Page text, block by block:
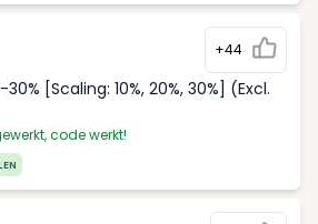
+44
[Scaling: 10%, 20%, 30%] (Excl.
code werkt!